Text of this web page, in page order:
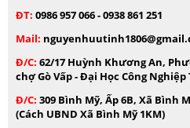
ĐT: 0986 957 066 - 0938 861 251
Mail:
Đ/C: 62/17 Huỳnh Khương An,
chợ Gò Vấp - Đại Học Công Nghiệp
Đ/C: 309 Bình Mỹ, Ấp 6B, Xã Bình
(Cách UBND Xã Bình Mỹ 1KM)